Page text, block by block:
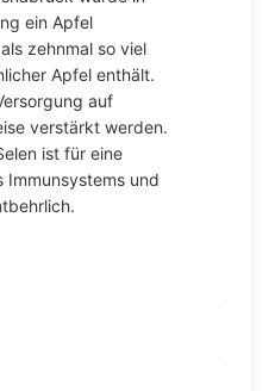
ein Apfel
zehnmal so viel
Apfel enthält.
auf
verstärkt werden.
ist für eine
Immunsystems und